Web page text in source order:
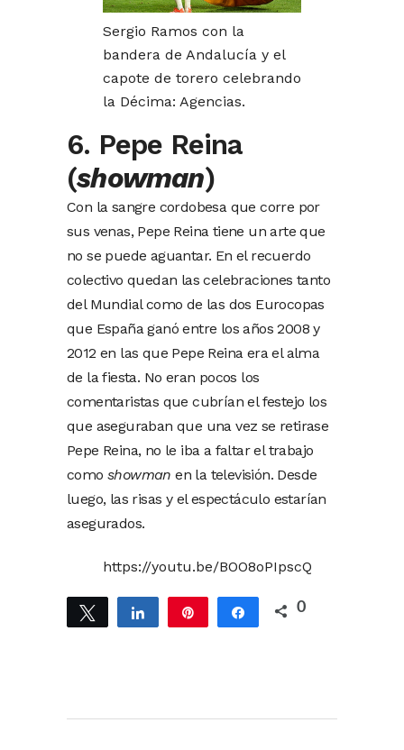
Sergio Ramos con la
bandera de Andalucía y el
capote de torero celebrando
la Décima: Agencias.
6. Pepe Reina
(showman)
Con la sangre cordobesa que corre por
sus venas, Pepe Reina tiene un arte que
no se puede aguantar. En el recuerdo
colectivo quedan las celebraciones tanto
del Mundial como de las dos Eurocopas
que España ganó entre los años 2008 y
2012 en las que Pepe Reina era el alma
de la fiesta. No eran pocos los
comentaristas que cubrían el festejo los
que aseguraban que una vez se retirase
Pepe Reina, no le iba a faltar el trabajo
como showman en la televisión. Desde
luego, las risas y el espectáculo estarían
asegurados.
https://youtu.be/BOO8oPIpscQ
Twittear Compartir Compartir
0